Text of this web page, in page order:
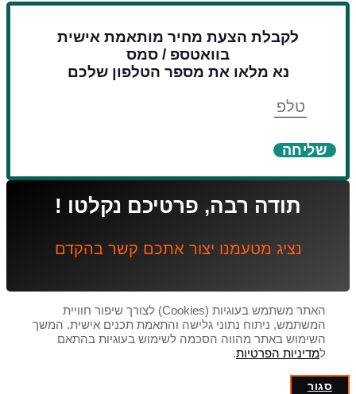
לקבלת הצעת מחיר מותאמת אישית
בוואטספ / סמס
נא מלאו את מספר הטלפון שלכם
שליחה
תודה רבה, פרטיכם נקלטו !
נציג מטעמנו יצור אתכם קשר בהקדם
האתר משתמש בעוגיות (Cookies) לצורך שיפור חוויית
המשתמש, ניתוח נתוני גלישה והתאמת תכנים אישית. המשך
השימוש באתר מהווה הסכמה לשימוש בעוגיות בהתאם
למדיניות הפרטיות.
סגור